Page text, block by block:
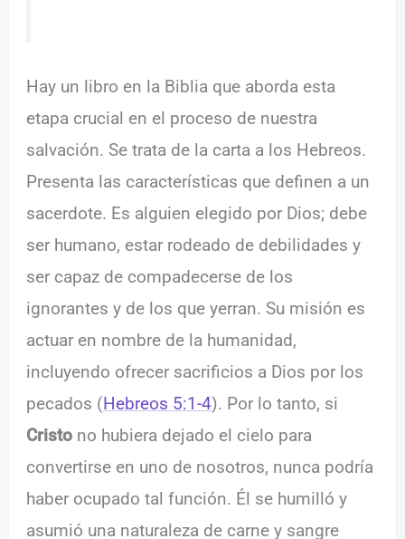
Hay un libro en la Biblia que aborda esta
etapa crucial en el proceso de nuestra
salvación. Se trata de la carta a los Hebreos.
Presenta las características que definen a un
sacerdote. Es alguien elegido por Dios; debe
ser humano, estar rodeado de debilidades y
ser capaz de compadecerse de los
ignorantes y de los que yerran. Su misión es
actuar en nombre de la humanidad,
incluyendo ofrecer sacrificios a Dios por los
pecados (Hebreos 5:1-4). Por lo tanto, si
Cristo no hubiera dejado el cielo para
convertirse en uno de nosotros, nunca podría
haber ocupado tal función. Él se humilló y
asumió una naturaleza de carne y sangre